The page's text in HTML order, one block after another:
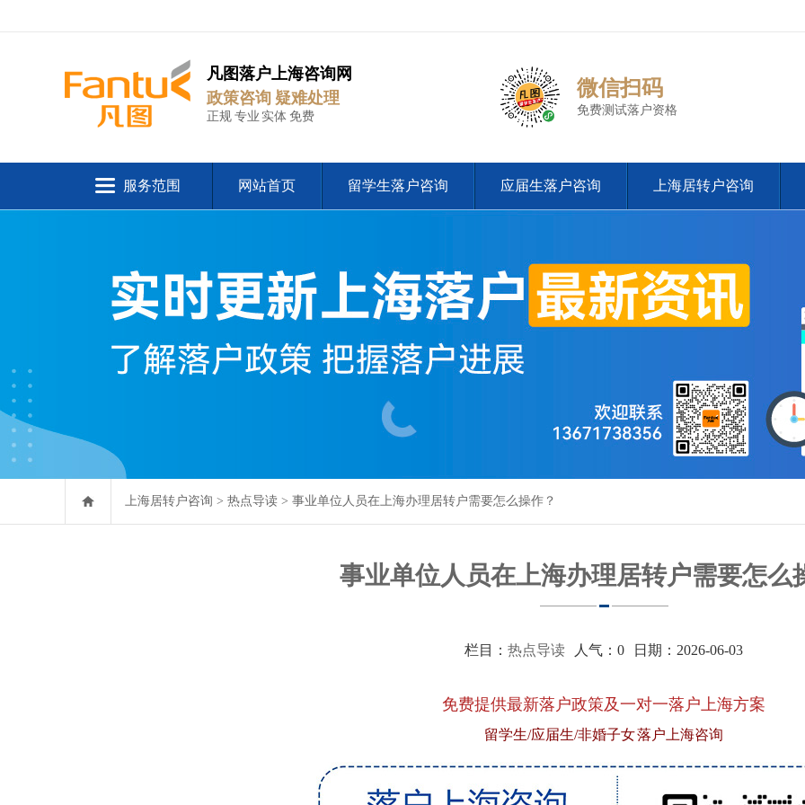
凡图落户上海咨询网
政策咨询 疑难处理
正规 专业 实体 免费
微信扫码
免费测试落户资格
服务范围 网站首页 留学生落户咨询 应届生落户咨询 上海居转户咨询
上海居转户咨询 > 热点导读 > 事业单位人员在上海办理居转户需要怎么操作？
事业单位人员在上海办理居转户需要怎么
栏目： 热点导读 人气： 0 日期：2026-06-03
免费提供最新落户政策及一对一落户上海方案
留学生/应届生/非婚子女 落户上海咨询